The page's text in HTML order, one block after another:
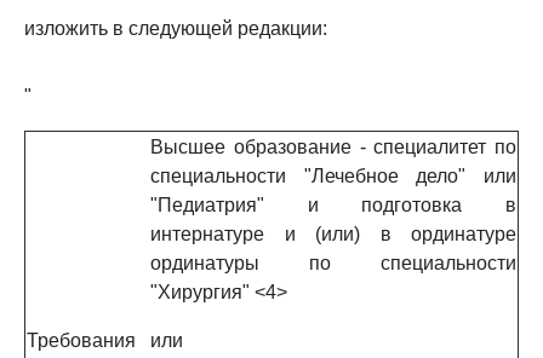
изложить в следующей редакции:
"
Требования
Высшее образование - специалитет по
специальности "Лечебное дело" или
"Педиатрия" и подготовка в
интернатуре и (или) в ординатуре
ординатуры по специальности
"Хирургия" <4>
или